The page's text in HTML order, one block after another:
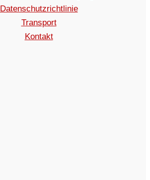
Datenschutzrichtlinie
Transport
Kontakt